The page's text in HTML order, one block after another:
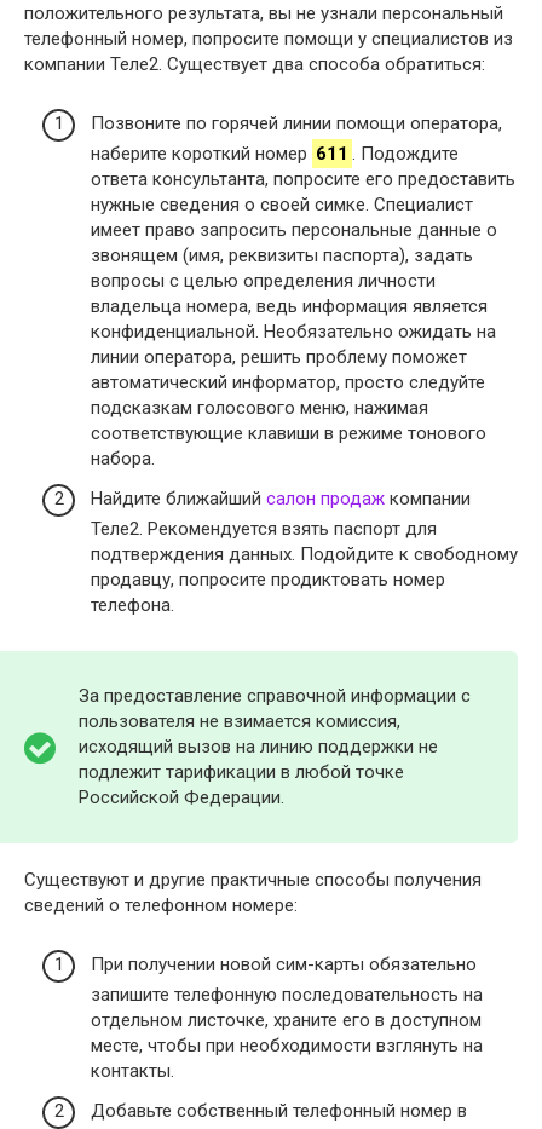
положительного результата, вы не узнали персональный
телефонный номер, попросите помощи у специалистов из
компании Теле2. Существует два способа обратиться:
Позвоните по горячей линии помощи оператора,
наберите короткий номер 611 . Подождите
ответа консультанта, попросите его предоставить
нужные сведения о своей симке. Специалист
имеет право запросить персональные данные о
звонящем (имя, реквизиты паспорта), задать
вопросы с целью определения личности
владельца номера, ведь информация является
конфиденциальной. Необязательно ожидать на
линии оператора, решить проблему поможет
автоматический информатор, просто следуйте
подсказкам голосового меню, нажимая
соответствующие клавиши в режиме тонового
набора.
Найдите ближайший салон продаж компании
Теле2. Рекомендуется взять паспорт для
подтверждения данных. Подойдите к свободному
продавцу, попросите продиктовать номер
телефона.
За предоставление справочной информации с
пользователя не взимается комиссия,
исходящий вызов на линию поддержки не
подлежит тарификации в любой точке
Российской Федерации.
Существуют и другие практичные способы получения
сведений о телефонном номере:
При получении новой сим-карты обязательно
запишите телефонную последовательность на
отдельном листочке, храните его в доступном
месте, чтобы при необходимости взглянуть на
контакты.
Добавьте собственный телефонный номер в